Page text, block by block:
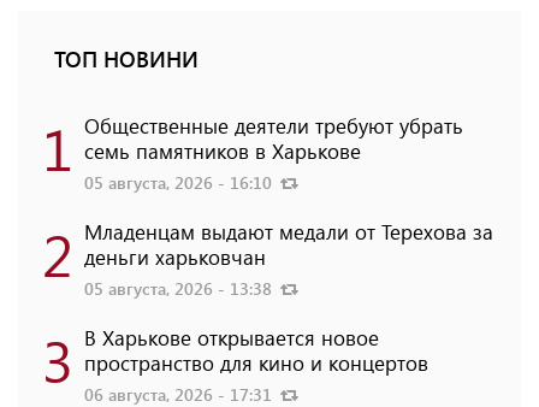
ТОП НОВИНИ
1 Общественные деятели требуют убрать
семь памятников в Харькове
05 августа, 2026 - 16:10
2 Младенцам выдают медали от Терехова за
деньги харьковчан
05 августа, 2026 - 13:38
3 В Харькове открывается новое
пространство для кино и концертов
06 августа, 2026 - 17:31